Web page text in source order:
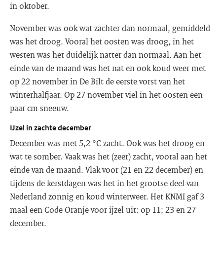
in oktober.
November was ook wat zachter dan normaal, gemiddeld
was het droog. Vooral het oosten was droog, in het
westen was het duidelijk natter dan normaal. Aan het
einde van de maand was het nat en ook koud weer met
op 22 november in De Bilt de eerste vorst van het
winterhalfjaar. Op 27 november viel in het oosten een
paar cm sneeuw.
IJzel in zachte december
December was met 5,2 °C zacht. Ook was het droog en
wat te somber. Vaak was het (zeer) zacht, vooral aan het
einde van de maand. Vlak voor (21 en 22 december) en
tijdens de kerstdagen was het in het grootse deel van
Nederland zonnig en koud winterweer. Het KNMI gaf 3
maal een Code Oranje voor ijzel uit: op 11; 23 en 27
december.